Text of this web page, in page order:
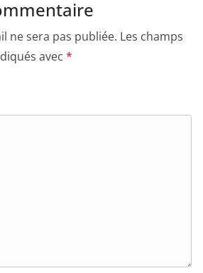
ne sera pas publiée. Les champs
avec *